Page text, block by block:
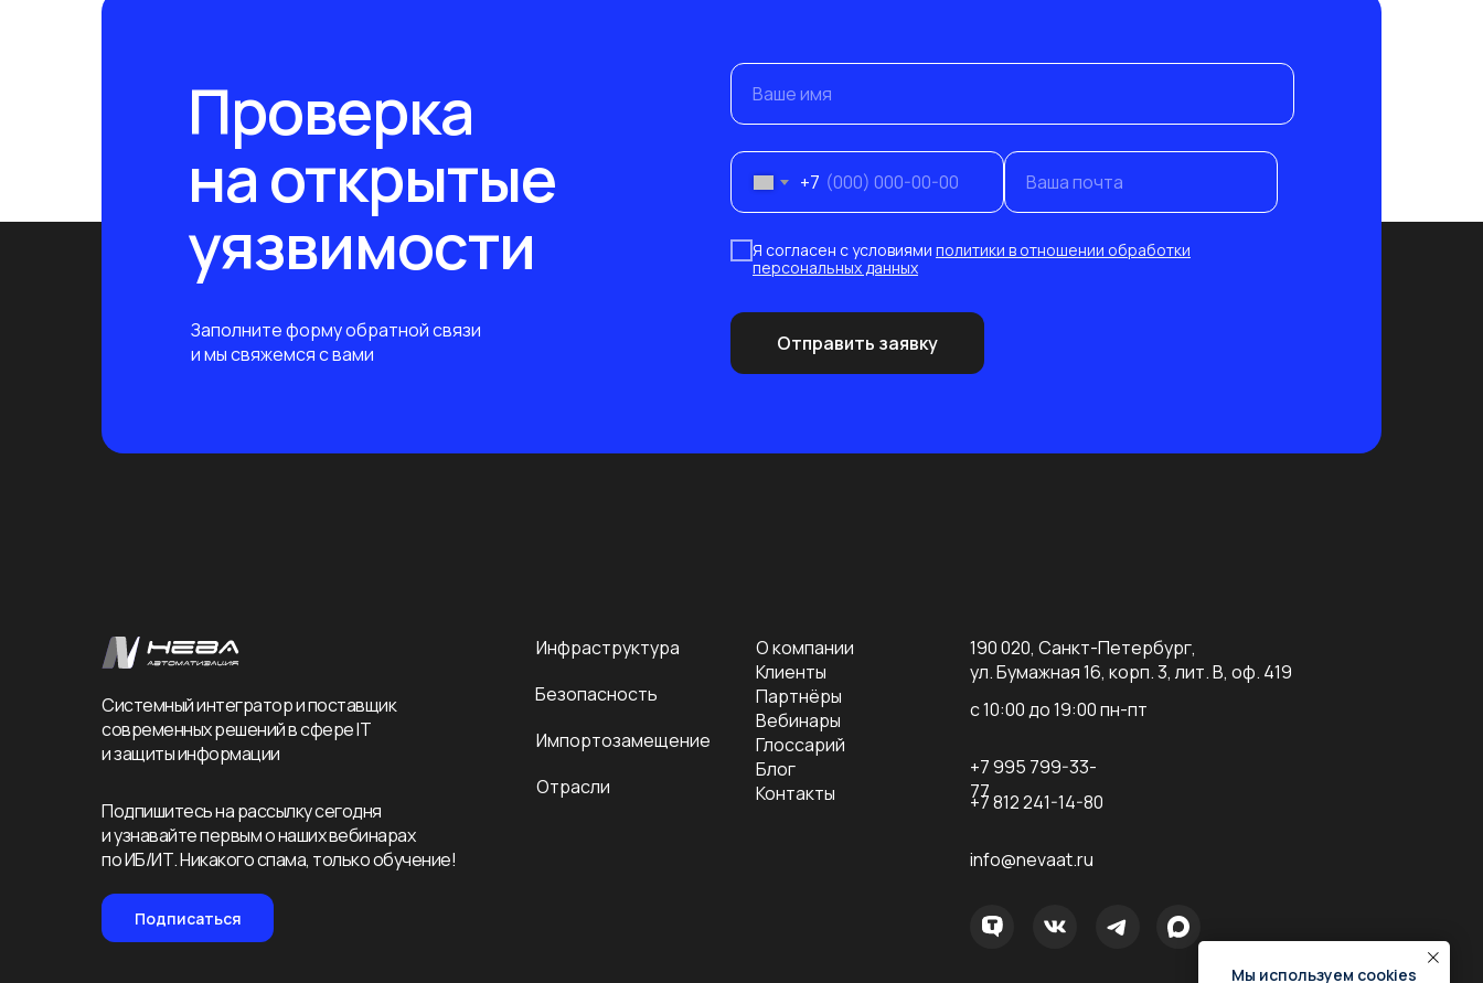
Ваше имя
+7 Ваша почта
Я согласен с условиями политики в отношении обработки
персональных данных
Отправить заявку
Проверка
на открытые
уязвимости
Заполните форму обратной связи
и мы свяжемся с вами
Безопасность
Отрасли
Импортозамещение
Инфраструктура
Системный интегратор и поставщик
современных решений в сфере IT
и защиты информации
О компании
Клиенты
Партнёры
Вебинары
Глоссарий
Блог
Контакты
с 10:00 до 19:00 пн-пт
190 020, Санкт-Петербург,
ул. Бумажная 16, корп. 3, лит. В, оф. 419
+7 995 799-33-
77
+7 812 241-14-80
info@nevaat.ru
Подписаться
Подпишитесь на рассылку сегодня
и узнавайте первым о наших вебинарах
по ИБ/ИТ. Никакого спама, только обучение!
Мы используем cookies